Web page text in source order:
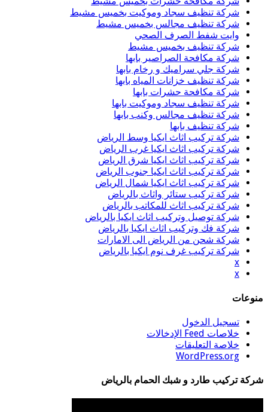
شركة تنظيف سجاد وموكيت بخميس مشيط
شركة تنظيف مجالس بخميس مشيط
وايت شفط الصرف الصحي
شركة تنظيف بخميس مشيط
شركة مكافحة الصراصير بابها
شركة جلي سراميك و رخام بابها
شركة تنظيف خزانات المياه بابها
شركة مكافحة حشرات بابها
شركة تنظيف سجاد وموكيت بابها
شركة تنظيف مجالس وكنب بابها
شركة تنظيف بابها
شركة تركيب اثاث ايكيا وسط الرياض
شركة تركيب اثاث ايكيا غرب الرياض
شركة تركيب اثاث ايكيا شرق الرياض
شركة تركيب اثاث ايكيا جنوب الرياض
شركة تركيب اثاث ايكيا شمال الرياض
شركة تركيب ستائر واثاث بالرياض
شركة تركيب اثاث للمكاتب بالرياض
شركة توصيل وتركيب اثاث ايكيا بالرياض
شركة فك وتركيب اثاث ايكيا بالرياض
شركة شحن من الرياض الى الامارات
شركة تركيب غرف نوم ايكيا بالرياض
x
x
منوعات
تسجيل الدخول
خلاصات Feed الإدخالات
خلاصة التعليقات
WordPress.org
شركة تركيب طارد و شبك الحمام بالرياض